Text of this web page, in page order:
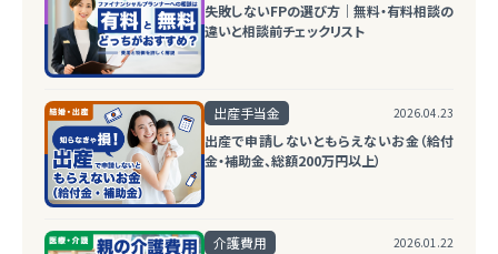
失敗しないFPの選び方｜無料・有料相談の
違いと相談前チェックリスト
出産手当金 2026.04.23
出産で申請しないともらえないお金（給付
金・補助金、総額200万円以上）
介護費用 2026.01.22